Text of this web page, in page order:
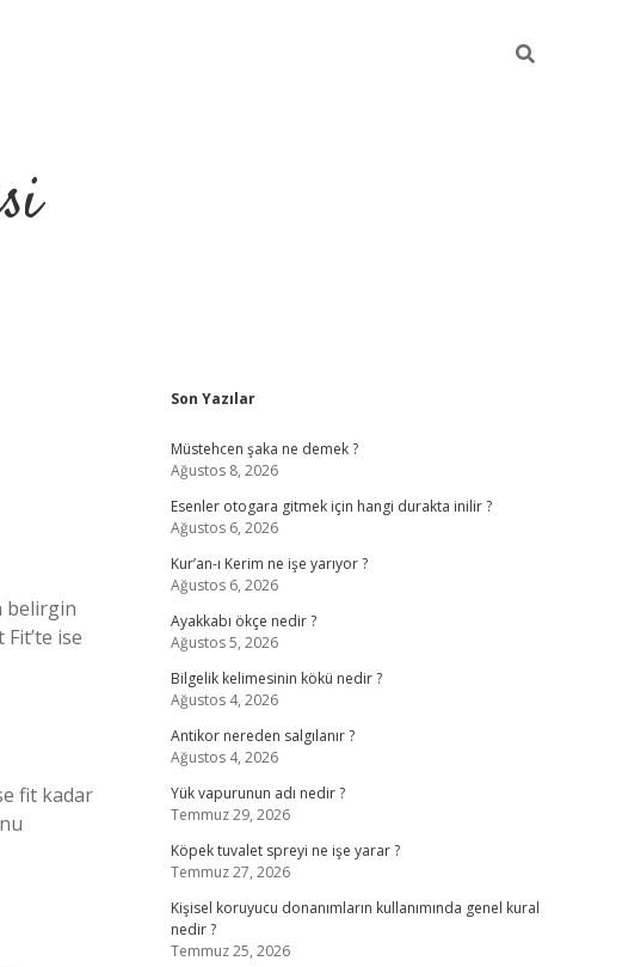
belirgin
ise
fit kadar
Sidebar
Son Yazılar
Müstehcen şaka ne demek ?
Ağustos 8, 2026
Esenler otogara gitmek için hangi durakta inilir ?
Ağustos 6, 2026
Kur’an-ı Kerim ne işe yarıyor ?
Ağustos 6, 2026
Ayakkabı ökçe nedir ?
Ağustos 5, 2026
Bilgelik kelimesinin kökü nedir ?
Ağustos 4, 2026
Antikor nereden salgılanır ?
Ağustos 4, 2026
Yük vapurunun adı nedir ?
Temmuz 29, 2026
Köpek tuvalet spreyi ne işe yarar ?
Temmuz 27, 2026
Kişisel koruyucu donanımların kullanımında genel kural
nedir ?
Temmuz 25, 2026